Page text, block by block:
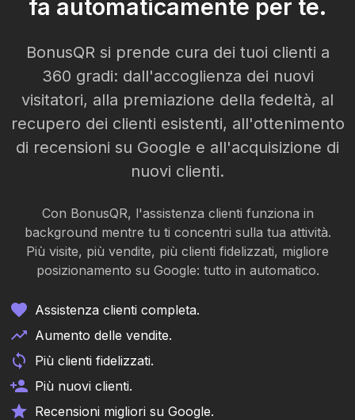
fa automaticamente per te.
BonusQR si prende cura dei tuoi clienti a
360 gradi: dall'accoglienza dei nuovi
visitatori, alla premiazione della fedeltà, al
recupero dei clienti esistenti, all'ottenimento
di recensioni su Google e all'acquisizione di
nuovi clienti.
Con BonusQR, l'assistenza clienti funziona in
background mentre tu ti concentri sulla tua attività.
Più visite, più vendite, più clienti fidelizzati, migliore
posizionamento su Google: tutto in automatico.
Assistenza clienti completa.
Aumento delle vendite.
Più clienti fidelizzati.
Più nuovi clienti.
Recensioni migliori su Google.